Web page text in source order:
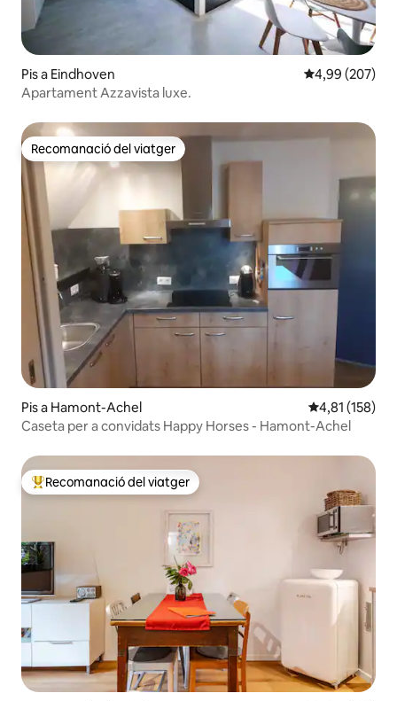
Pis a Eindhoven 4,99 de
4,99 (207)
Apartament Azzavista luxe.
Recomanació del viatger
Recomanació del viatger
Pis a Hamont-Achel 4,81 de
4,81 (158)
Caseta per a convidats Happy Horses - Hamont-Achel
Principals recomanacions dels viatgers
Recomanació del viatger